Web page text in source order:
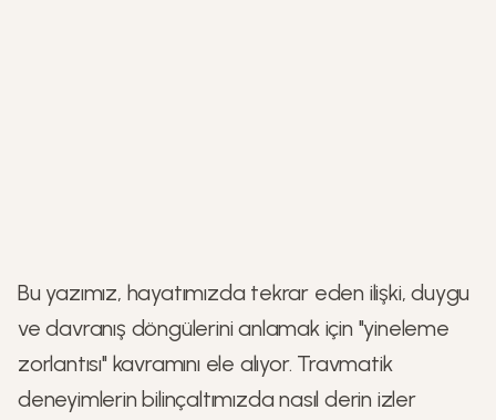
Bu yazımız, hayatımızda tekrar eden ilişki, duygu
ve davranış döngülerini anlamak için "yineleme
zorlantısı" kavramını ele alıyor. Travmatik
deneyimlerin bilinçaltımızda nasıl derin izler